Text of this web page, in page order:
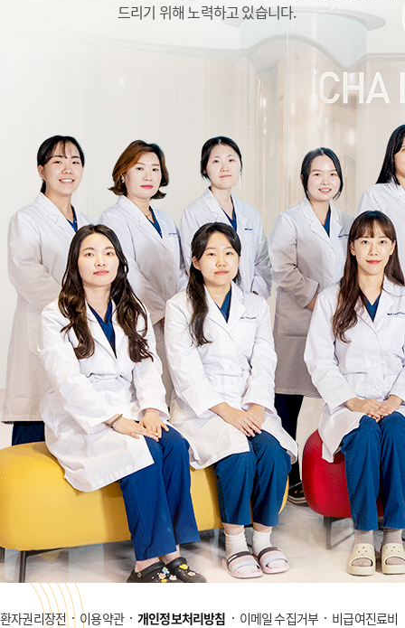
드리기 위해 노력하고 있습니다.
환자권리장전 이용약관 개인정보처리방침 이메일 수집거부 비급여진료비